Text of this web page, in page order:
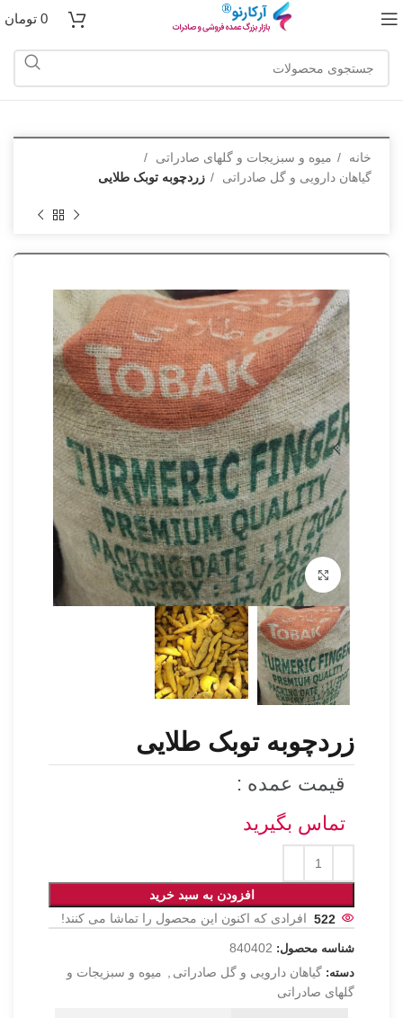
0 تومان
خانه
میوه و سبزیجات و گلهای صادراتی
گیاهان دارویی و گل صادراتی
زردچوبه توبک طلایی
برای بزرگنمایی کلیک کنید
زردچوبه توبک طلایی
قیمت عمده :
تماس بگیرید
افزودن به سبد خرید
522
افرادی که اکنون این محصول را تماشا می کنند!
شناسه محصول: 840402
دسته: گیاهان دارویی و گل صادراتی , میوه و سبزیجات و
گلهای صادراتی